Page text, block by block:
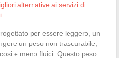
alternative ai servizi di
per essere leggero, un
un peso non trascurabile,
e meno fluidi. Questo peso